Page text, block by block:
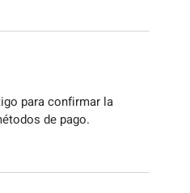
para confirmar la
de pago.